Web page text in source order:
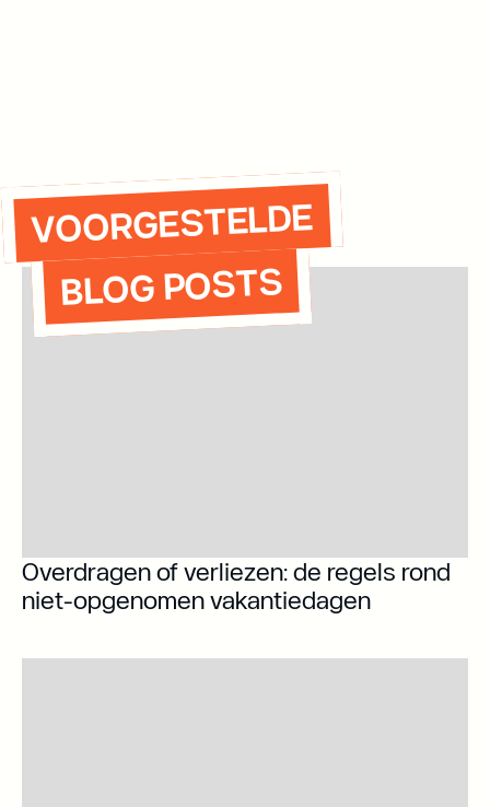
VOORGESTELDE
BLOG POSTS
Overdragen of verliezen: de regels rond
niet-opgenomen vakantiedagen